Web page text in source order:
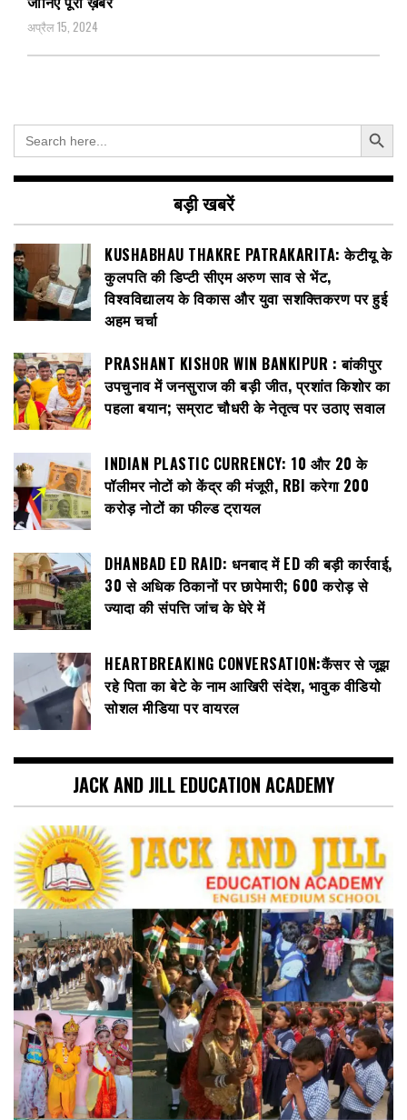
अप्रैल 15, 2024
Search
for:
Search Button
बड़ी खबरें
KUSHABHAU THAKRE PATRAKARITA: केटीयू के
कुलपति की डिप्टी सीएम अरुण साव से भेंट,
विश्वविद्यालय के विकास और युवा सशक्तिकरण पर हुई
अहम चर्चा
PRASHANT KISHOR WIN BANKIPUR : बांकीपुर
उपचुनाव में जनसुराज की बड़ी जीत, प्रशांत किशोर का
पहला बयान; सम्राट चौधरी के नेतृत्व पर उठाए सवाल
INDIAN PLASTIC CURRENCY: ₹10 और ₹20 के
पॉलीमर नोटों को केंद्र की मंजूरी, RBI करेगा 200
करोड़ नोटों का फील्ड ट्रायल
DHANBAD ED RAID: धनबाद में ED की बड़ी कार्रवाई,
30 से अधिक ठिकानों पर छापेमारी; 600 करोड़ से
ज्यादा की संपत्ति जांच के घेरे में
HEARTBREAKING CONVERSATION:कैंसर से जूझ
रहे पिता का बेटे के नाम आखिरी संदेश, भावुक वीडियो
सोशल मीडिया पर वायरल
JACK AND JILL EDUCATION ACADEMY